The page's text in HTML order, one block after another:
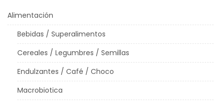
Alimentación
Bebidas / Superalimentos
Cereales / Legumbres / Semillas
Endulzantes / Café / Choco
Macrobiotica